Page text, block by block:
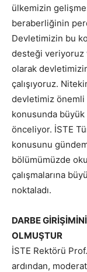
ülkemizin
beraberliğinin
Devletimizin bu
desteği veriyoruz
olarak
çalışıyoruz.
devletimiz önemli
konusunda
önceliyor. İSTE
konusunu
bölümümüzde
çalışmalarına
noktaladı.
DARBE
OLMUŞTUR
İSTE Rektörü
ardından,